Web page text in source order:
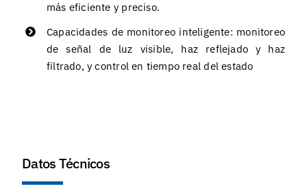
más eficiente y preciso.
Capacidades de monitoreo inteligente: monitoreo
de señal de luz visible, haz reflejado y haz
filtrado, y control en tiempo real del estado
Datos Técnicos